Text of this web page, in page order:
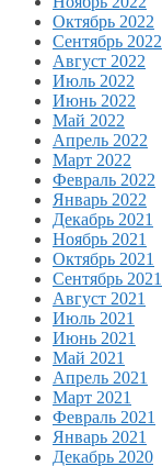
Октябрь 2022
Сентябрь 2022
Август 2022
Июль 2022
Июнь 2022
Май 2022
Апрель 2022
Март 2022
Февраль 2022
Январь 2022
Декабрь 2021
Ноябрь 2021
Октябрь 2021
Сентябрь 2021
Август 2021
Июль 2021
Июнь 2021
Май 2021
Апрель 2021
Март 2021
Февраль 2021
Январь 2021
Декабрь 2020